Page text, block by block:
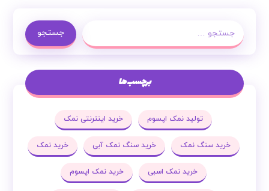
جستجو
برچسب ها
تولید نمک اپسوم خرید اینترنتی نمک
خرید سنگ نمک خرید سنگ نمک آبی خرید نمک
خرید نمک اسبی خرید نمک اپسوم